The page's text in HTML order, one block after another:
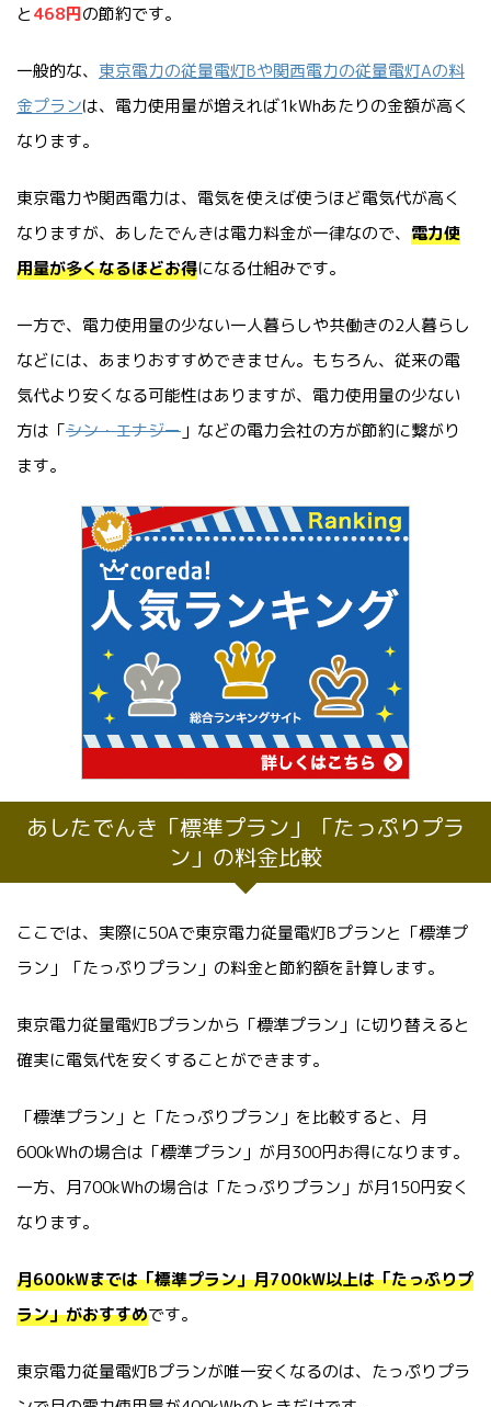
と468円の節約です。
一般的な、 東京電力の従量電灯Bや関西電力の従量電灯Aの料
金プランは、電力使用量が増えれば1kWhあたりの金額が高く
なります。
東京電力や関西電力は、電気を使えば使うほど電気代が高く
なりますが、あしたでんきは電力料金が一律なので、 電力使
用量が多くなるほどお得になる仕組みです。
一方で、電力使用量の少ない一人暮らしや共働きの2人暮らし
などには、あまりおすすめできません。もちろん、従来の電
気代より安くなる可能性はありますが、電力使用量の少ない
方は「シン・エナジー 」などの電力会社の方が節約に繋がり
ます。
あしたでんき「標準プラン」「たっぷりプラ
ン」の料金比較
ここでは、実際に50Aで東京電力従量電灯Bプランと「標準プ
ラン」「たっぷりプラン」の料金と節約額を計算します。
東京電力従量電灯Bプランから「標準プラン」に切り替えると
確実に電気代を安くすることができます。
「標準プラン」と「たっぷりプラン」を比較すると、月
600kWhの場合は「標準プラン」が月300円お得になります。
一方、月700kWhの場合は「たっぷりプラン」が月150円安く
なります。
月600kWまでは「標準プラン」月700kW以上は「たっぷりプ
ラン」がおすすめです。
東京電力従量電灯Bプランが唯一安くなるのは、たっぷりプラ